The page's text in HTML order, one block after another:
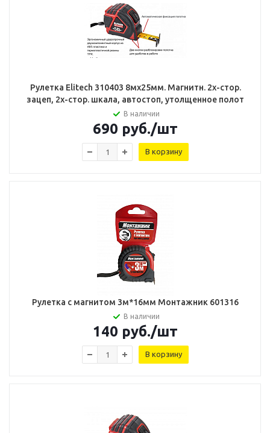
Рулетка Elitech 310403 8мх25мм. Магнитн. 2х-стор.
зацеп, 2х-стор. шкала, автостоп, утолщенное полот
В наличии
690 руб./шт
В корзину
Рулетка с магнитом 3м*16мм Монтажник 601316
В наличии
140 руб./шт
В корзину